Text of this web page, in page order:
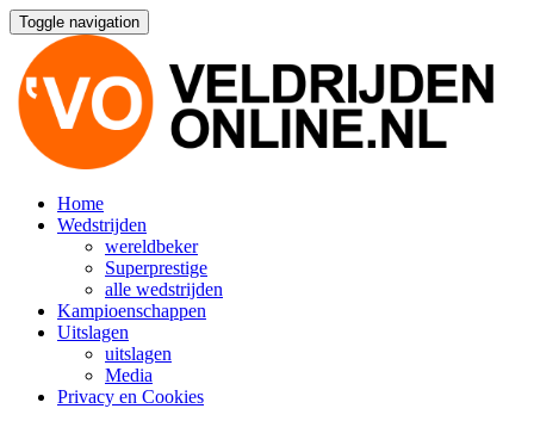
Toggle navigation
Home
Wedstrijden
wereldbeker
Superprestige
alle wedstrijden
Kampioenschappen
Uitslagen
uitslagen
Media
Privacy en Cookies